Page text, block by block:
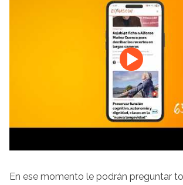
En ese momento le podrán preguntar